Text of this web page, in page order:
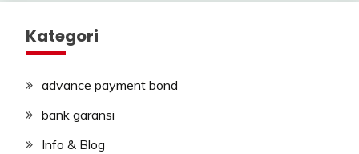
Kategori
advance payment bond
bank garansi
Info & Blog